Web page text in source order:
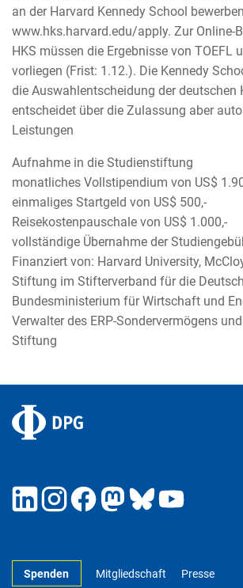
an der Harvard Kennedy School
www.hks.harvard.edu/apply. Zur Online-
HKS müssen die Ergebnisse von TOEFL
vorliegen (Frist: 1.12.). Die Kennedy
die Auswahlentscheidung der deutschen
entscheidet über die Zulassung aber
Leistungen
Aufnahme in die Studienstiftung
monatliches Vollstipendium von US$
einmaliges Startgeld von US$ 500,-
Reisekostenpauschale von US$ 1.000,-
vollständige Übernahme der
Finanziert von: Harvard University,
Stiftung im Stifterverband für die
Bundesministerium für Wirtschaft und
Verwalter des ERP-Sondervermögens
Stiftung
Spenden Mitgliedschaft Presse